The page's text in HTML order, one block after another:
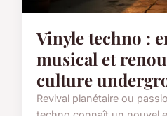
Vinyle techno :
musical et
culture
Revival planétaire ou